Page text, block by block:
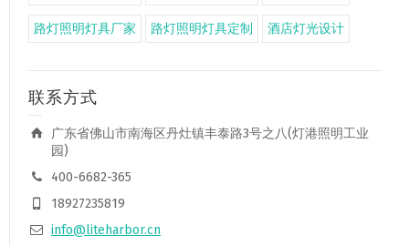
路灯照明灯具厂家 路灯照明灯具定制 酒店灯光设计
联系方式
广东省佛山市南海区丹灶镇丰泰路3号之八(灯港照明工业
园)
400-6682-365
18927235819
info@liteharbor.cn